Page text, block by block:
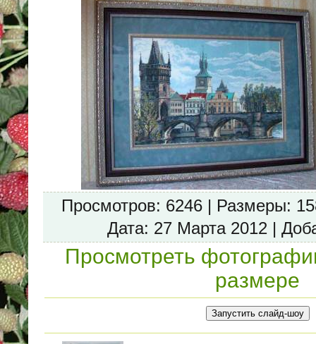
Просмотров: 6246 | Размеры:
Дата: 27 Марта 2012 |
Просмотреть
размере